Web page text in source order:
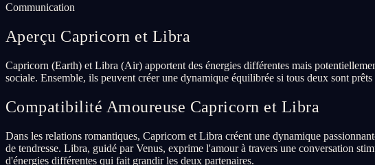
Communication
Aperçu Capricorn et Libra
Capricorn (Earth) et Libra (Air) apportent des énergies différentes mais
sociale. Ensemble, ils peuvent créer une dynamique équilibrée si tous deux sont
Compatibilité Amoureuse Capricorn et Libra
Dans les relations romantiques, Capricorn et Libra créent une dynamique
de tendresse. Libra, guidé par Venus, exprime l'amour à travers une conversation
d'énergies différentes qui fait grandir les deux partenaires.